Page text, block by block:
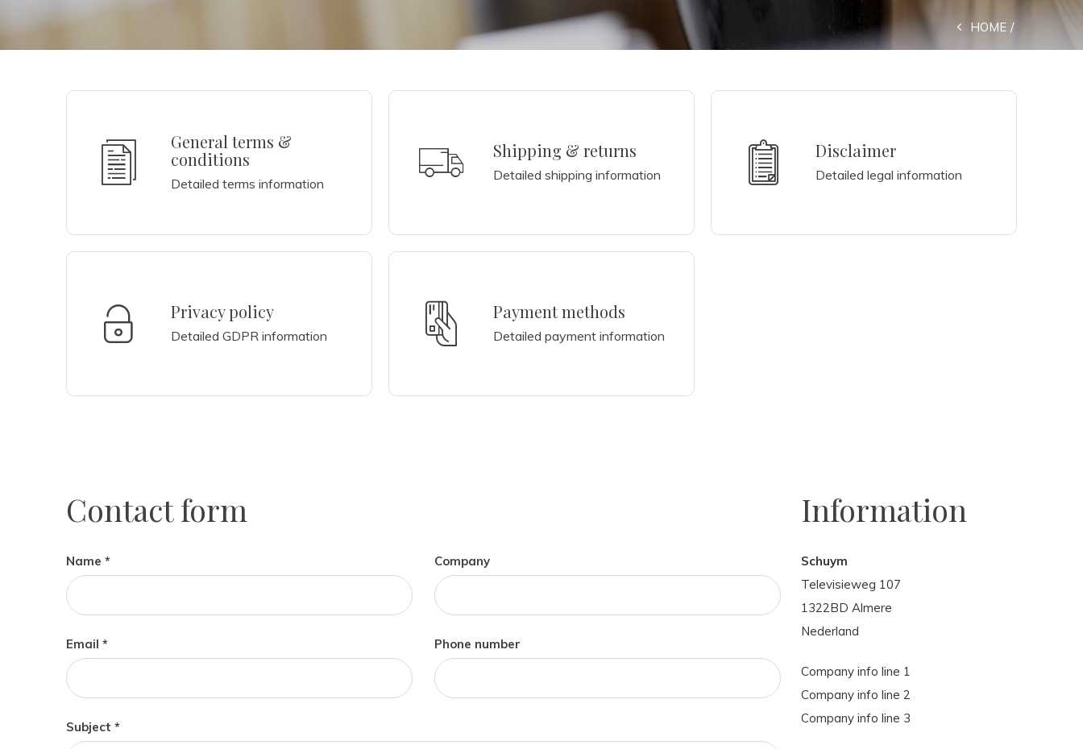
HOME
General terms &
conditions
Detailed terms information
Shipping & returns
Detailed shipping information
Disclaimer
Detailed legal information
Privacy policy
Detailed GDPR information
Payment methods
Detailed payment information
Contact form
Name * Company
Email * Phone number
Subject *
Information
Schuym
Televisieweg 107
1322BD Almere
Nederland
Company info line 1
Company info line 2
Company info line 3